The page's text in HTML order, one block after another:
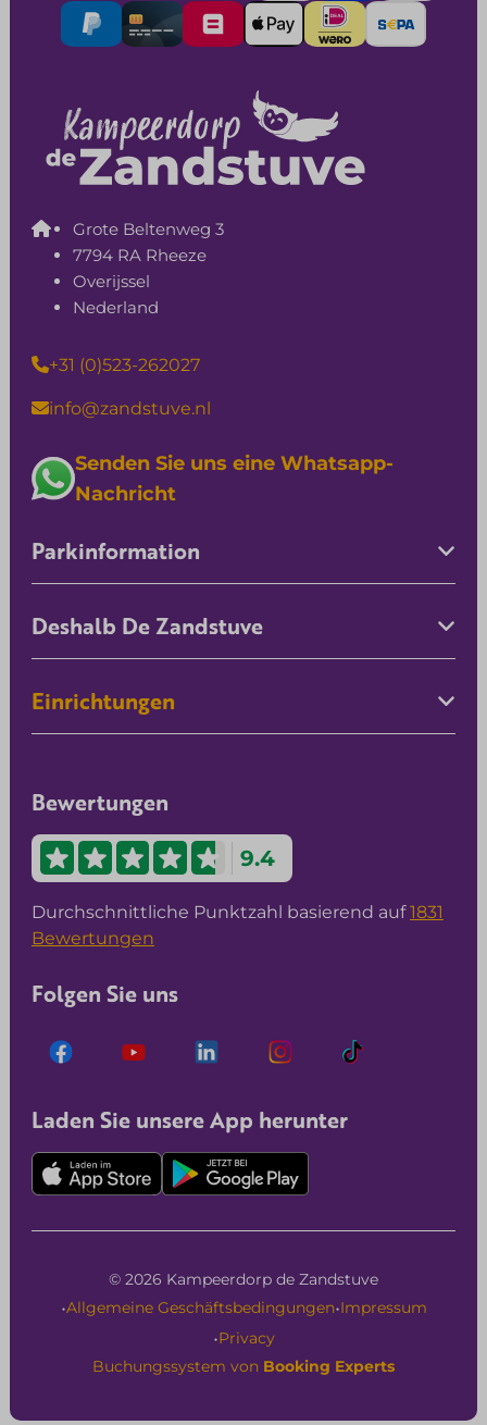
Grote Beltenweg 3
7794 RA Rheeze
Overijssel
Nederland
+31 (0)523-262027
info@zandstuve.nl
Senden Sie uns eine Whatsapp-
Nachricht
Parkinformation
Deshalb De Zandstuve
Einrichtungen
Bewertungen
9.4
Durchschnittliche Punktzahl basierend auf1831
Bewertungen
Folgen Sie uns
Laden Sie unsere App herunter
© 2026 Kampeerdorp de Zandstuve
·Allgemeine Geschäftsbedingungen·Impressum
·Privacy
Buchungssystem von Booking Experts